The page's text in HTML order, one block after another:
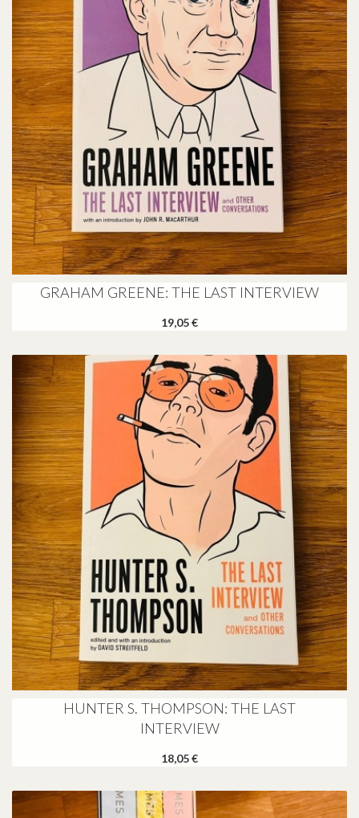
GRAHAM GREENE: THE LAST INTERVIEW
19,05 €
HUNTER S. THOMPSON: THE LAST
INTERVIEW
18,05 €